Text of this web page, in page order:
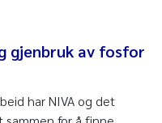
gjenbruk av fosfor
har NIVA og det